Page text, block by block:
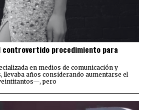
controvertido procedimiento para
en medios de comunicación y
llevaba años considerando aumentarse el
pero